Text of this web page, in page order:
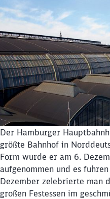
Der Hamburger
größte Bahnhof in
Form wurde er am 6.
aufgenommen und es
Dezember zelebrierte man
großen Festessen im